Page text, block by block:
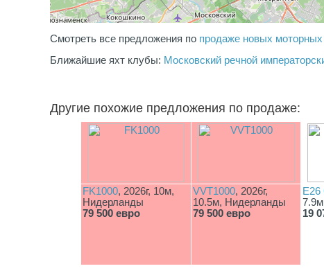
Смотреть все предложения по продаже новых
Ближайшие яхт клубы: Московский речной
Другие похожие предложения по продаже:
FK1000, 2026г, 10м,
Нидерланды
79 500 евро
VVT1000, 2026г,
10.5м, Нидерланды
79 500 евро
E26
19